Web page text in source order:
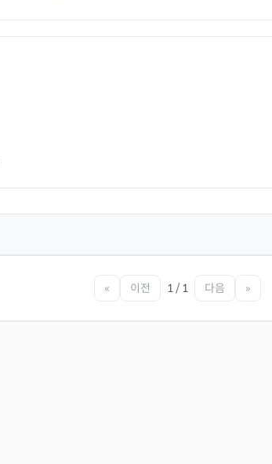
« 이전 1 / 1 다음 »